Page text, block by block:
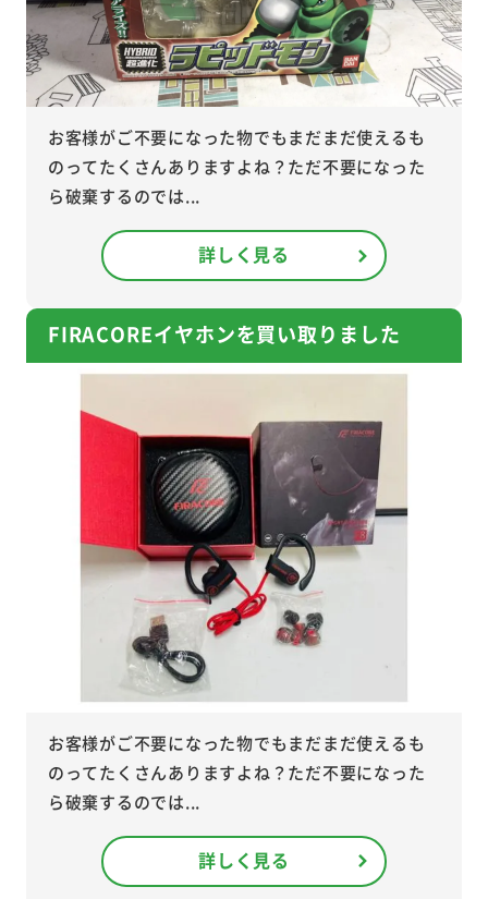
お客様がご不要になった物でもまだまだ使えるも
のってたくさんありますよね？ただ不要になった
ら破棄するのでは...
詳しく見る
FIRACOREイヤホンを買い取りました
お客様がご不要になった物でもまだまだ使えるも
のってたくさんありますよね？ただ不要になった
ら破棄するのでは...
詳しく見る